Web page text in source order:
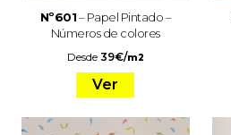
Nº601– Papel Pintado –
Números de colores
Desde 39€/m2
Ver